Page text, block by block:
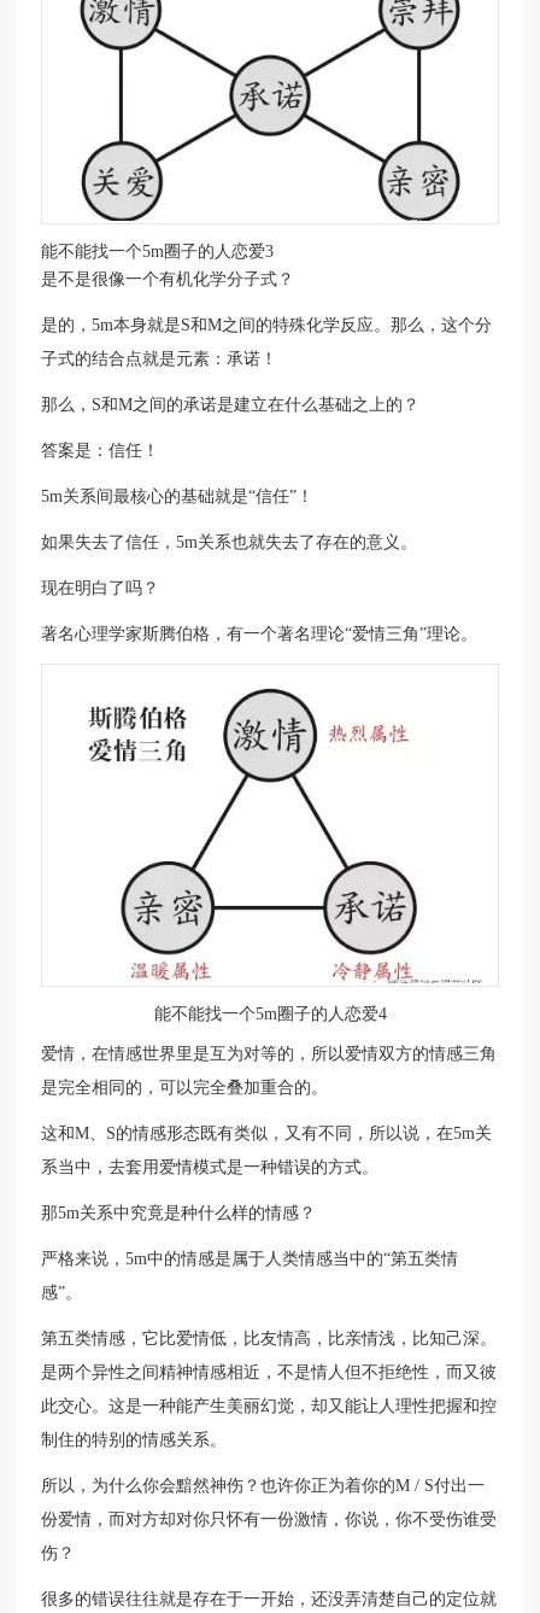
能不能找一个5m圈子的人恋爱3
是不是很像一个有机化学分子式？
是的，5m本身就是S和M之间的特殊化学反应。那么，这个分
子式的结合点就是元素：承诺！
那么，S和M之间的承诺是建立在什么基础之上的？
答案是：信任！
5m关系间最核心的基础就是“信任”！
如果失去了信任，5m关系也就失去了存在的意义。
现在明白了吗？
著名心理学家斯腾伯格，有一个著名理论“爱情三角”理论。
能不能找一个5m圈子的人恋爱4
爱情，在情感世界里是互为对等的，所以爱情双方的情感三角
是完全相同的，可以完全叠加重合的。
这和M、S的情感形态既有类似，又有不同，所以说，在5m关
系当中，去套用爱情模式是一种错误的方式。
那5m关系中究竟是种什么样的情感？
严格来说，5m中的情感是属于人类情感当中的“第五类情
感”。
第五类情感，它比爱情低，比友情高，比亲情浅，比知己深。
是两个异性之间精神情感相近，不是情人但不拒绝性，而又彼
此交心。这是一种能产生美丽幻觉，却又能让人理性把握和控
制住的特别的情感关系。
所以，为什么你会黯然神伤？也许你正为着你的M / S付出一
份爱情，而对方却对你只怀有一份激情，你说，你不受伤谁受
伤？
很多的错误往往就是存在于一开始，还没弄清楚自己的定位就